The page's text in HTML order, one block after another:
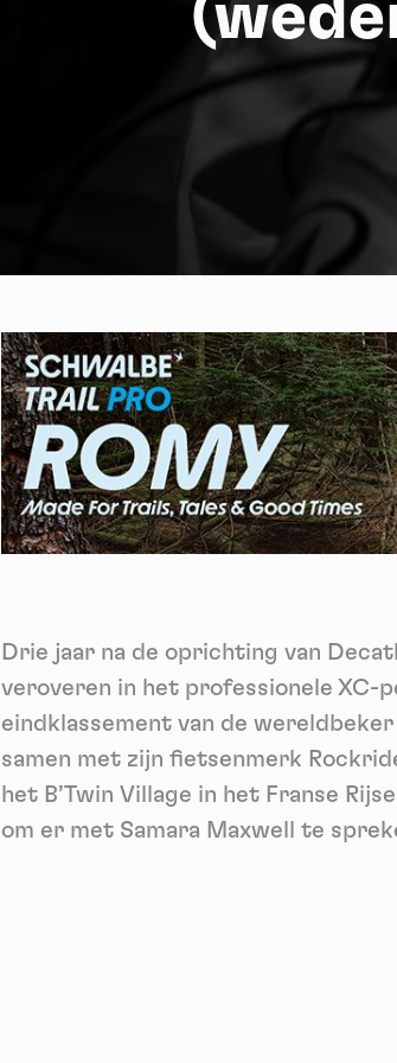
Drie jaar na de oprichting van
veroveren in het professionele XC-
eindklassement van de
samen met zijn fietsenmerk
het B’Twin Village in het Franse
om er met Samara Maxwell te
Ik ga
Privacy policy
Allow all